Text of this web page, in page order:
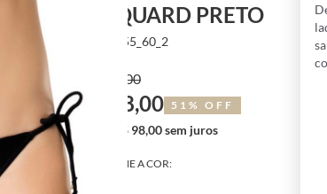
JACQUARD PRETO
2L2C0055_60_2
R$ 199,00
R$ 98,00 51% OFF
1X de R$ 98,00 sem juros
SELECIONE A COR: